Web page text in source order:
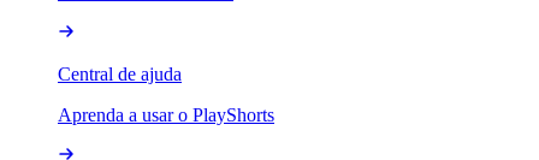
Central de ajuda
Aprenda a usar o PlayShorts